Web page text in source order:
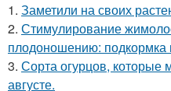
1. Заметили на своих
2. Стимулирование
плодоношению: подкормка
3. Сорта огурцов, которые
августе.